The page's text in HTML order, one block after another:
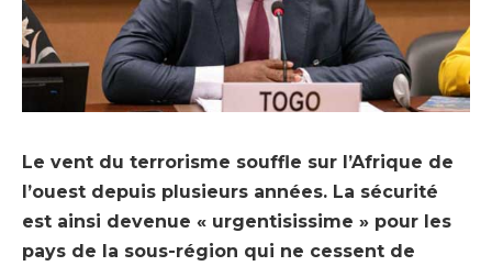
Le vent du terrorisme souffle sur l’Afrique de
l’ouest depuis plusieurs années. La sécurité
est ainsi devenue « urgentisissime » pour les
pays de la sous-région qui ne cessent de